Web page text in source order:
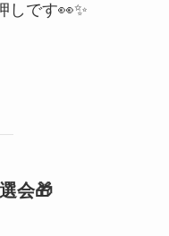
しです👀✨
会🎁